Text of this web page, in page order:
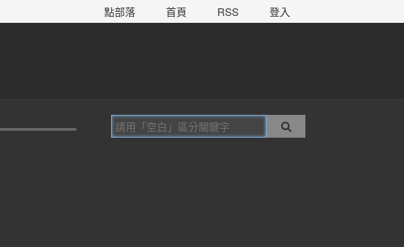
點部落 首頁 RSS 登入